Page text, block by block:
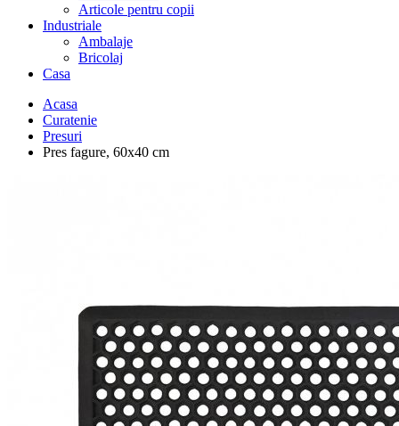
Articole pentru copii
Industriale
Ambalaje
Bricolaj
Casa
Acasa
Curatenie
Presuri
Pres fagure, 60x40 cm